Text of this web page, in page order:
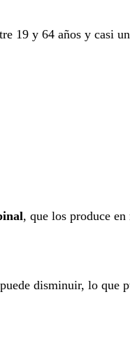
19 y 64 años y casi
, que los produce
disminuir, lo que